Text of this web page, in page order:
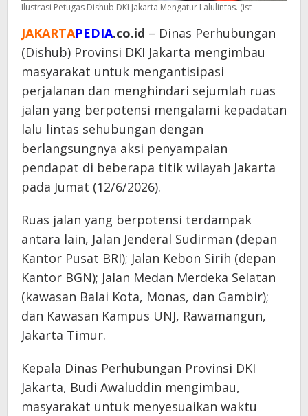
Ilustrasi Petugas Dishub DKI Jakarta Mengatur Lalulintas. (ist
JAKARTAPEDIA.co.id – Dinas Perhubungan
(Dishub) Provinsi DKI Jakarta mengimbau
masyarakat untuk mengantisipasi
perjalanan dan menghindari sejumlah ruas
jalan yang berpotensi mengalami kepadatan
lalu lintas sehubungan dengan
berlangsungnya aksi penyampaian
pendapat di beberapa titik wilayah Jakarta
pada Jumat (12/6/2026).
Ruas jalan yang berpotensi terdampak
antara lain, Jalan Jenderal Sudirman (depan
Kantor Pusat BRI); Jalan Kebon Sirih (depan
Kantor BGN); Jalan Medan Merdeka Selatan
(kawasan Balai Kota, Monas, dan Gambir);
dan Kawasan Kampus UNJ, Rawamangun,
Jakarta Timur.
Kepala Dinas Perhubungan Provinsi DKI
Jakarta, Budi Awaluddin mengimbau,
masyarakat untuk menyesuaikan waktu